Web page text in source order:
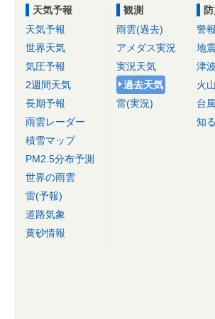
天気予報
天気予報
世界天気
気圧予報
2週間天気
長期予報
雨雲レーダー
積雪マップ
PM2.5分布予測
世界の雨雲
雷(予報)
道路気象
黄砂情報
観測
雨雲(過去)
アメダス実況
実況天気
過去天気
雷(実況)
警
地
津
火
台
知